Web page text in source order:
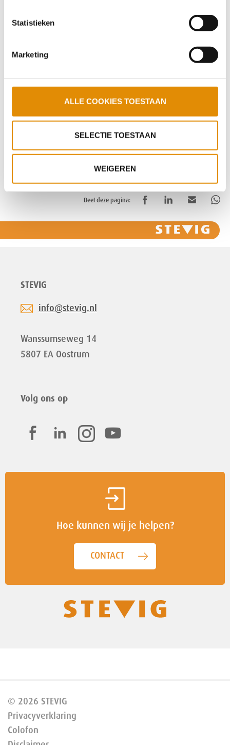
Statistieken
Marketing
ALLE COOKIES TOESTAAN
SELECTIE TOESTAAN
WEIGEREN
Stevige Praat met Patricia: nooit te laat voor
Podcast Sociaal Psychiatrische
4 5 6 7 8
Deel deze pagina:
STEVIG
info@stevig.nl
Wanssumseweg 14
5807 EA Oostrum
Volg ons op
Hoe kunnen wij je helpen?
CONTACT
© 2026 STEVIG
Privacyverklaring
Colofon